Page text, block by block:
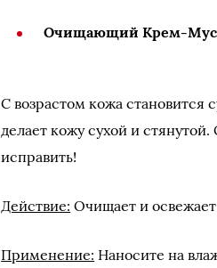
Очищающий Крем-
С возрастом кожа
делает кожу сухой и
исправить!
Действие: Очищает и
Применение: Наносите на